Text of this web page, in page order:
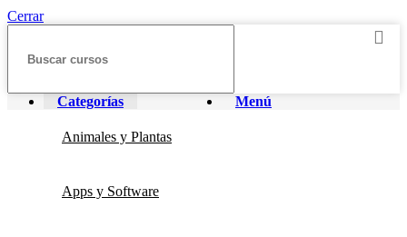
Cerrar
Menú
Categorías
Animales y Plantas
Apps y Software